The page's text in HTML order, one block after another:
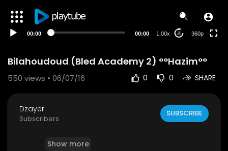
00:00 00:00 1.00x 20 360p
Bilahoudoud (Bled Academy 2) °°Hazim°°
550 views • 06/07/16 0 0 SHARE
Dzayer
Subscribers
SUBSCRIBE
Show more